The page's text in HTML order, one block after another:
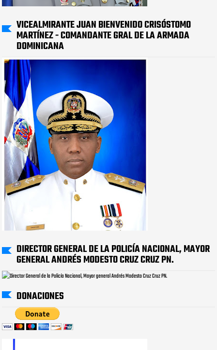
VICEALMIRANTE JUAN BIENVENIDO CRISÓSTOMO
MARTÍNEZ - COMANDANTE GRAL DE LA ARMADA
DOMINICANA
DIRECTOR GENERAL DE LA POLICÍA NACIONAL, MAYOR
GENERAL ANDRÉS MODESTO CRUZ CRUZ PN.
DONACIONES